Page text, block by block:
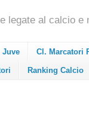
legate al calcio e
Juve Cl. Marcatori
Ranking Calcio